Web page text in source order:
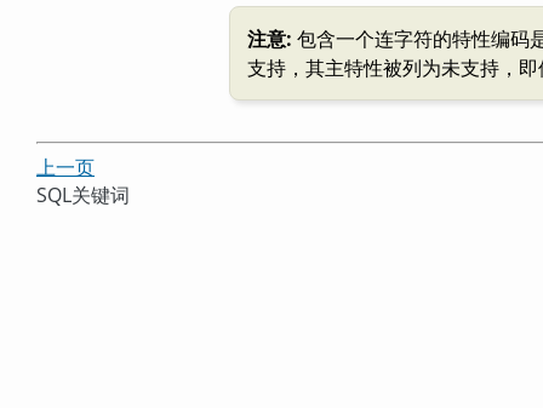
注意: 包含一个连字符的特性编码
支持，其主特性被列为未支持，
上一页
SQL关键词